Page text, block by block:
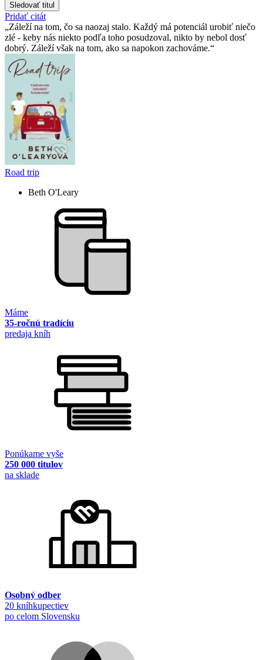
Sledovať titul
Pridať citát
Záleží na tom, čo sa naozaj stalo. Každý má potenciál urobiť niečo
zlé - keby nás niekto podľa toho posudzoval, nikto by nebol dosť
dobrý. Záleží však na tom, ako sa napokon zachováme.
Road trip
Beth O'Leary
Máme
35-ročnú tradíciu
predaja kníh
Ponúkame vyše
250 000 titulov
na sklade
Osobný odber
20 kníhkupectiev
po celom Slovensku